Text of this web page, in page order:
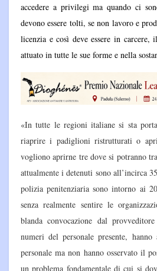
accedere a privilegi ma quando ci
devono essere tolti, se non lavoro e
licenzia e così deve essere in carcere,
attuato in tutte le sue forme e nella
«In tutte le regioni italiane si sta
riaprire i padiglioni ristrutturati o
vogliono aprirne tre dove si potranno
attualmente i detenuti sono all’incirca
polizia penitenziaria sono intorno ai
senza realmente sentire le
blanda convocazione dal
numeri del personale presente,
personale ma non hanno osservato il
un problema fondamentale di cui si